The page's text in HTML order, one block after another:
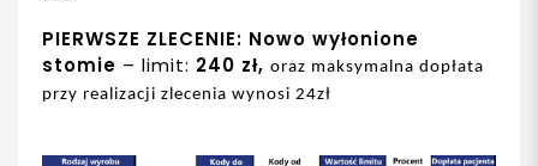
PIERWSZE ZLECENIE: Nowo wyłonione
stomie – limit: 240 zł, oraz maksymalna dopłata
przy realizacji zlecenia wynosi 24zł